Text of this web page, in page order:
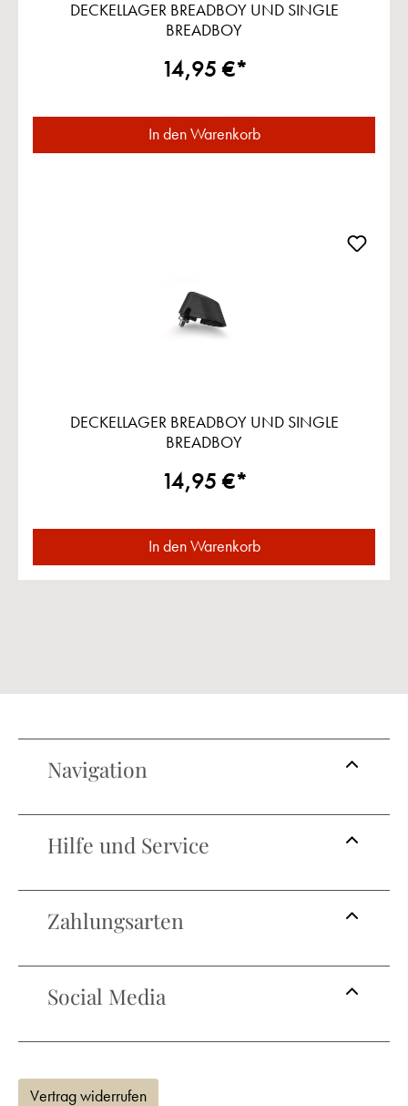
DECKELLAGER BREADBOY UND SINGLE
BREADBOY
14,95 €*
In den Warenkorb
DECKELLAGER BREADBOY UND SINGLE
BREADBOY
14,95 €*
In den Warenkorb
Navigation
Hilfe und Service
Zahlungsarten
Social Media
Vertrag widerrufen